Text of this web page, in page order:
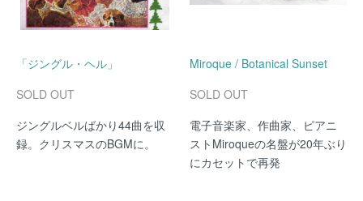
「ジングル・ヘル」
SOLD OUT
ジングルベルばかり44曲を収
録。クリスマスのBGMに。
Miroque / Botanical Sunset
SOLD OUT
電子音楽家、作曲家、ピアニ
ストMiroqueの名盤が20年ぶり
にカセットで再発